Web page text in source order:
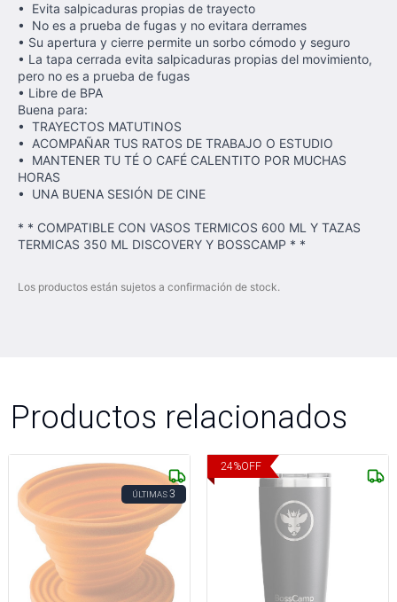
• Evita salpicaduras propias de trayecto
• No es a prueba de fugas y no evitara derrames
• Su apertura y cierre permite un sorbo cómodo y seguro
• La tapa cerrada evita salpicaduras propias del movimiento,
pero no es a prueba de fugas
• Libre de BPA
Buena para:
• TRAYECTOS MATUTINOS
• ACOMPAÑAR TUS RATOS DE TRABAJO O ESTUDIO
• MANTENER TU TÉ O CAFÉ CALENTITO POR MUCHAS
HORAS
• UNA BUENA SESIÓN DE CINE
* * COMPATIBLE CON VASOS TERMICOS 600 ML Y TAZAS
TERMICAS 350 ML DISCOVERY Y BOSSCAMP * *
Los productos están sujetos a confirmación de stock.
Productos relacionados
ÚLTIMAS3
24%OFF